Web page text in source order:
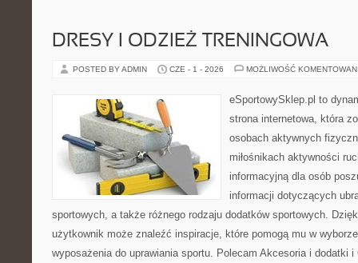
DRESY I ODZIEŻ TRENINGOWA
POSTED BY ADMIN CZE - 1 - 2026 MOŻLIWOŚĆ
eSportowySklep.pl to
strona internetowa, która
osobach aktywnych
miłośnikach aktywności
informacyjną dla osób
informacji dotyczących
sportowych, a także różnego rodzaju dodatków sportowych.
użytkownik może znaleźć inspiracje, które pomogą mu w
wyposażenia do uprawiania sportu. Polecam Akcesoria i dodatki